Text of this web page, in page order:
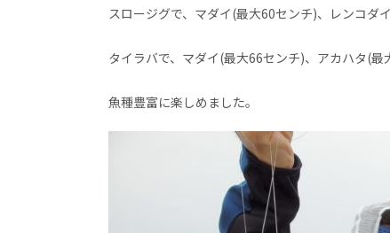
スロージグで、マダイ(最大60センチ)、レンコダ
タイラバで、マダイ(最大66センチ)、アカハタ(
魚種豊富に楽しめました。